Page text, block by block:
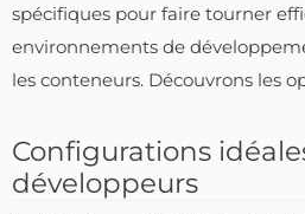
spécifiques pour faire tourner
environnements de
les conteneurs. Découvrons les
Configurations
développeurs